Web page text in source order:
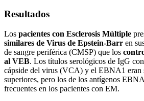
Resultados
Los pacientes con Esclerosis Múltiple
similares de Virus de Epstein-Barr en
de sangre periférica (CMSP) que los c
al VEB. Los títulos serológicos de IgG
cápside del virus (VCA) y el EBNA1 eran
superiores, pero los de los antígenos
frecuentes en los pacientes con EM.